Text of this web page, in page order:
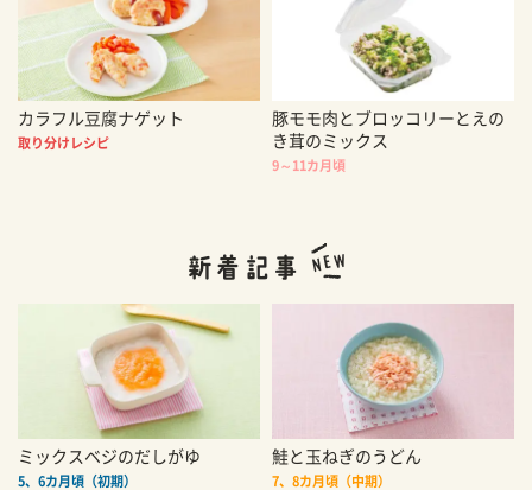
カラフル豆腐ナゲット
取り分けレシピ
豚モモ肉とブロッコリーとえの
き茸のミックス
9～11カ月頃
ミックスベジのだしがゆ
5、6カ月頃（初期）
鮭と玉ねぎのうどん
7、8カ月頃（中期）